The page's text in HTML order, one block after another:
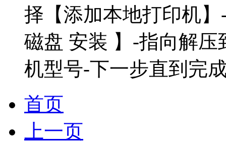
择【添加本地打印机
磁盘 安装 】-指向解
机型号-下一步直到完
首页
上一页